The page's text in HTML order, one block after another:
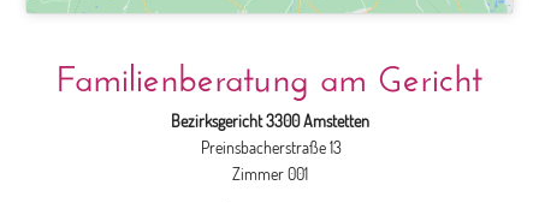
Familienberatung am Gericht
Bezirksgericht 3300 Amstetten
Preinsbacherstraße 13
Zimmer 001